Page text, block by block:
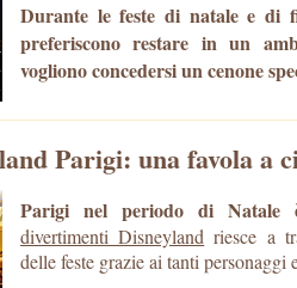
Durante le feste di natale e di
preferiscono restare in un
vogliono concedersi un cenone
Parigi: una favola a
Parigi nel periodo di Natale
divertimenti Disneyland riesce a
delle feste grazie ai tanti personaggi